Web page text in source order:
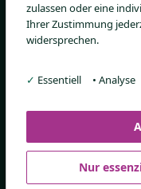
zulassen oder eine
Ihrer Zustimmung
widersprechen.
✓ Essentiell • Analyse
Nur